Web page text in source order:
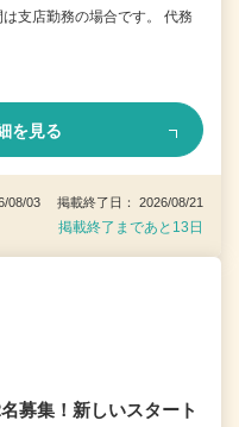
支店勤務の場合です。 代務
を見る
08/03 掲載終了日： 2026/08/21
掲載終了まであと13日
募集！新しいスタート